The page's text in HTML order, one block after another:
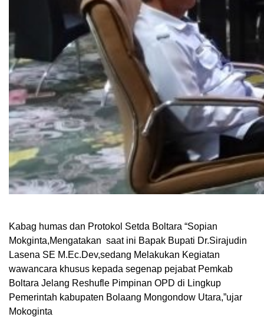
Kabag humas dan Protokol Setda Boltara “Sopian
Mokginta,Mengatakan saat ini Bapak Bupati Dr.Sirajudin
Lasena SE M.Ec.Dev,sedang Melakukan Kegiatan
wawancara khusus kepada segenap pejabat Pemkab
Boltara Jelang Reshufle Pimpinan OPD di Lingkup
Pemerintah kabupaten Bolaang Mongondow Utara,”ujar
Mokoginta